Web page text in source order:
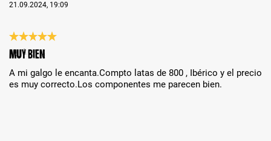
21.09.2024, 19:09
Bewertung mit 5 von 5 Sternen
Muy bien
A mi galgo le encanta.Compto latas de 800 , Ibérico y el precio
es muy correcto.Los componentes me parecen bien.